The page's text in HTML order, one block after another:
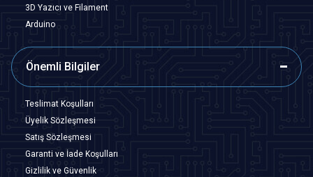
3D Yazıcı ve Filament
Arduino
Önemli Bilgiler
Teslimat Koşulları
Üyelik Sözleşmesi
Satış Sözleşmesi
Garanti ve İade Koşulları
Gizlilik ve Güvenlik